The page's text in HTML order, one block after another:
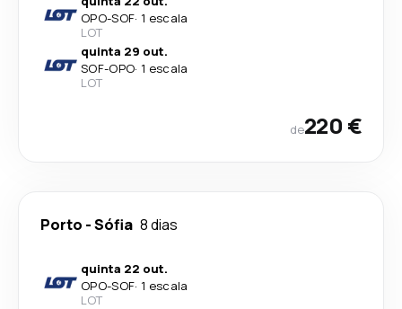
OPO-SOF· 1 escala
LOT
quinta 29 out.
SOF-OPO· 1 escala
LOT
de220 €
Porto -Sófia 8 dias
quinta 22 out.
OPO-SOF· 1 escala
LOT